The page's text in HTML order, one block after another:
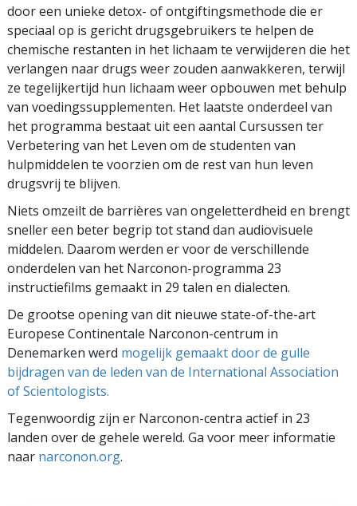
door een unieke detox- of ontgiftingsmethode die er
speciaal op is gericht drugsgebruikers te helpen de
chemische restanten in het lichaam te verwijderen die het
verlangen naar drugs weer zouden aanwakkeren, terwijl
ze tegelijkertijd hun lichaam weer opbouwen met behulp
van voedingssupplementen. Het laatste onderdeel van
het programma bestaat uit een aantal Cursussen ter
Verbetering van het Leven om de studenten van
hulpmiddelen te voorzien om de rest van hun leven
drugsvrij te blijven.
Niets omzeilt de barrières van ongeletterdheid en brengt
sneller een beter begrip tot stand dan audiovisuele
middelen. Daarom werden er voor de verschillende
onderdelen van het Narconon-programma 23
instructiefilms gemaakt in 29 talen en dialecten.
De grootse opening van dit nieuwe state-of-the-art
Europese Continentale Narconon-centrum in
Denemarken werd mogelijk gemaakt door de gulle
bijdragen van de leden van de International Association
of Scientologists.
Tegenwoordig zijn er Narconon-centra actief in 23
landen over de gehele wereld. Ga voor meer informatie
naar narconon.org.